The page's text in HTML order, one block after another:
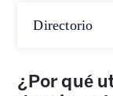
Directorio
¿Por qué